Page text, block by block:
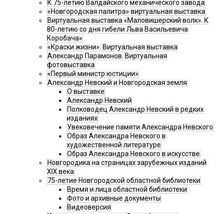
К 75-летию Валдайского механического завода
«Новгородская палитра» виртуальная выставка
Виртуальная выставка «Маловишерский волк». К
80-летию со дня гибели Льва Васильевича
Коробача»
«Краски жизни». Виртуальная выставка
Александр Парамонов. Виртуальная
фотовыставка
«Первый министр юстиции»
Александр Невский и Новгородская земля
О выставке
Александр Невский
Полководец Александр Невский в редких
изданиях
Увековечение памяти Александра Невского
Образ Александра Невского в
художественной литературе
Образ Александра Невского в искусстве
Новгородика на страницах зарубежных изданий
XIX века
75-летие Новгородской областной библиотеки
Время и лица областной библиотеки
Фото и архивные документы
Видеоверсия